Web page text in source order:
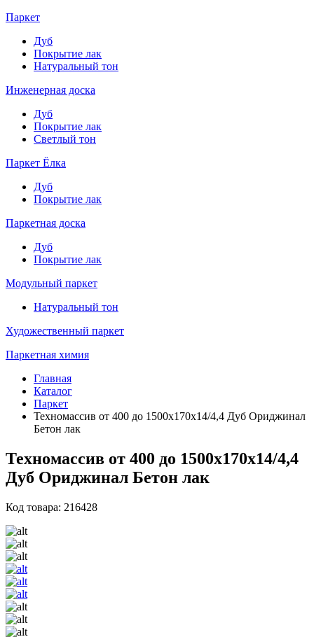
Паркет
Дуб
Покрытие лак
Натуральный тон
Инженерная доска
Дуб
Покрытие лак
Светлый тон
Паркет Ёлка
Дуб
Покрытие лак
Паркетная доска
Дуб
Покрытие лак
Модульный паркет
Натуральный тон
Художественный паркет
Паркетная химия
Главная
Каталог
Паркет
Техномассив от 400 до 1500х170х14/4,4 Дуб Ориджинал
Бетон лак
Техномассив от 400 до 1500х170х14/4,4
Дуб Ориджинал Бетон лак
Код товара: 216428